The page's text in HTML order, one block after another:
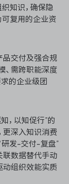
知识，确保隐
可复用的企业资
品交付及强合规
、需跨职能深度
的企业级团
，以知促行”的
更深入知识消费
研发-交付-复盘”
联数据替代手动
动组织效能实质